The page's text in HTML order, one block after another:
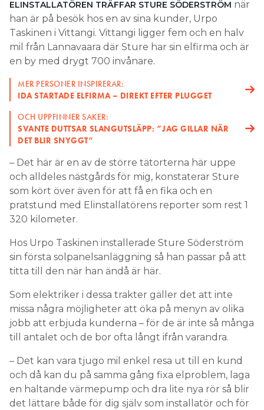
SEARCH
ELINSTALLATÖREN TRÄFFAR STURE SÖDERSTRÖM när
han är på besök hos en av sina kunder, Urpo
Taskinen i Vittangi. Vittangi ligger fem och en halv
mil från Lannavaara där Sture har sin elfirma och är
en by med drygt 700 invånare.
MER PERSONER INSPIRERAR:
IDA STARTADE ELFIRMA – DIREKT EFTER PLUGGET
OCH UPPFINNER SAKER:
SVANTE DUTTSAR SLANGUTSLÄPP: ”JAG GILLAR NÄR
DET BLIR SNYGGT”
– Det här är en av de större tätorterna här uppe
och alldeles nästgårds för mig, konstaterar Sture
som kört över även för att få en fika och en
pratstund med Elinstallatörens reporter som rest 1
320 kilometer.
Hos Urpo Taskinen installerade Sture Söderström
sin första solpanelsanläggning så han passar på att
titta till den när han ändå är här.
Som elektriker i dessa trakter gäller det att inte
missa några möjligheter att öka på menyn av olika
jobb att erbjuda kunderna – för de är inte så många
till antalet och de bor ofta långt ifrån varandra.
– Det kan vara tjugo mil enkel resa ut till en kund
och då kan du på samma gång fixa elproblem, laga
en haltande värmepump och dra lite nya rör så blir
det lättare både för dig själv som installatör och för